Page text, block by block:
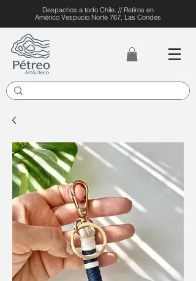
Despachos a todo Chile. // Retiros en
Américo Vespucio Norte 767, Las Condes